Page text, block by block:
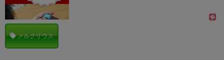
メルクリウス